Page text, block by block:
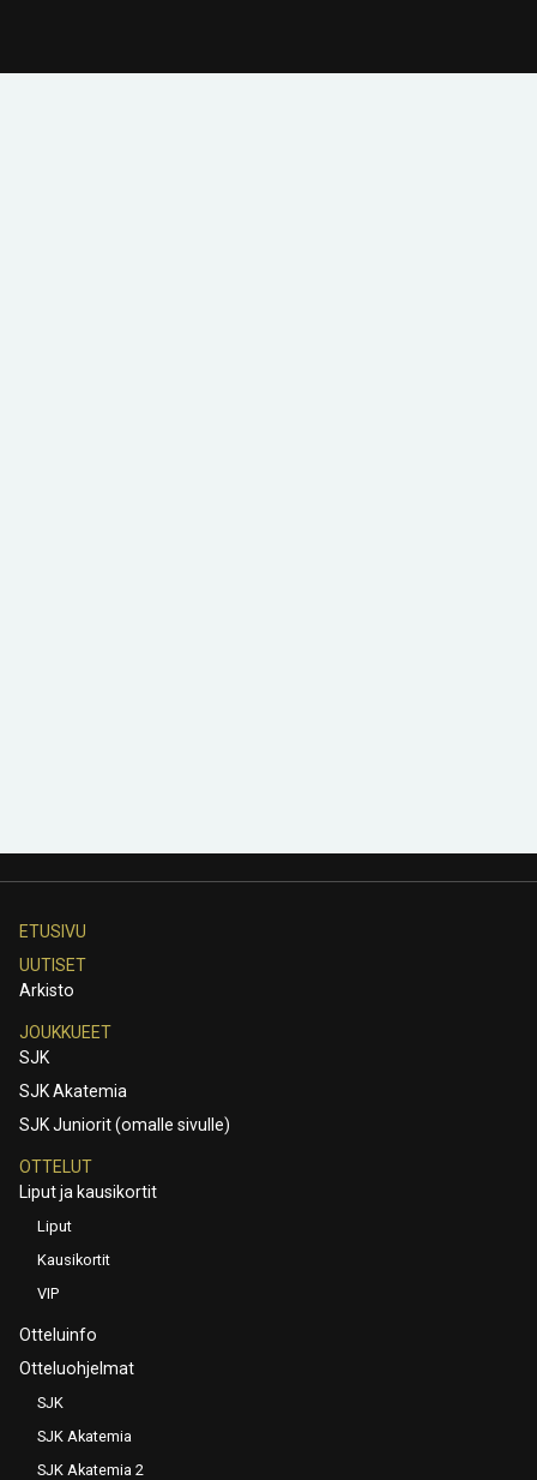
ETUSIVU
UUTISET
Arkisto
JOUKKUEET
SJK
SJK Akatemia
SJK Juniorit (omalle sivulle)
OTTELUT
Liput ja kausikortit
Liput
Kausikortit
VIP
Otteluinfo
Otteluohjelmat
SJK
SJK Akatemia
SJK Akatemia 2